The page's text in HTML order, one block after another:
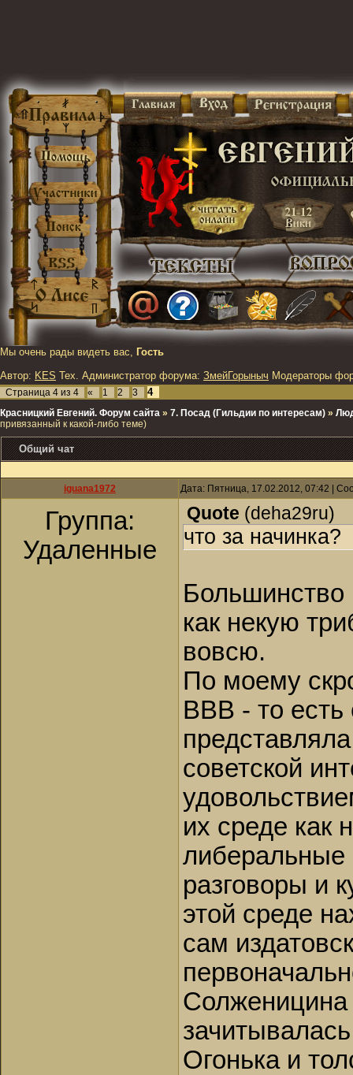
Мы очень рады видеть вас, Гость
Автор: KES Тех. Администратор форума: ЗмейГорыныч Модераторы
Страница 4 из 4 « 1 2 3 4
Красницкий Евгений. Форум сайта » 7. Посад (Гильдии по интересам) »
привязанный к какой-либо теме)
Общий чат
iguana1972 Дата: Пятница, 17.02.2012, 07:42 |
Группа:
Удаленные
Quote (deha29ru)
что за начинка?
Большинство
как некую
вовсю.
По моему
ВВВ - то есть
советской
их среде как
либеральные
разговоры и
этой среде
сам
Солженицина
Огонька и